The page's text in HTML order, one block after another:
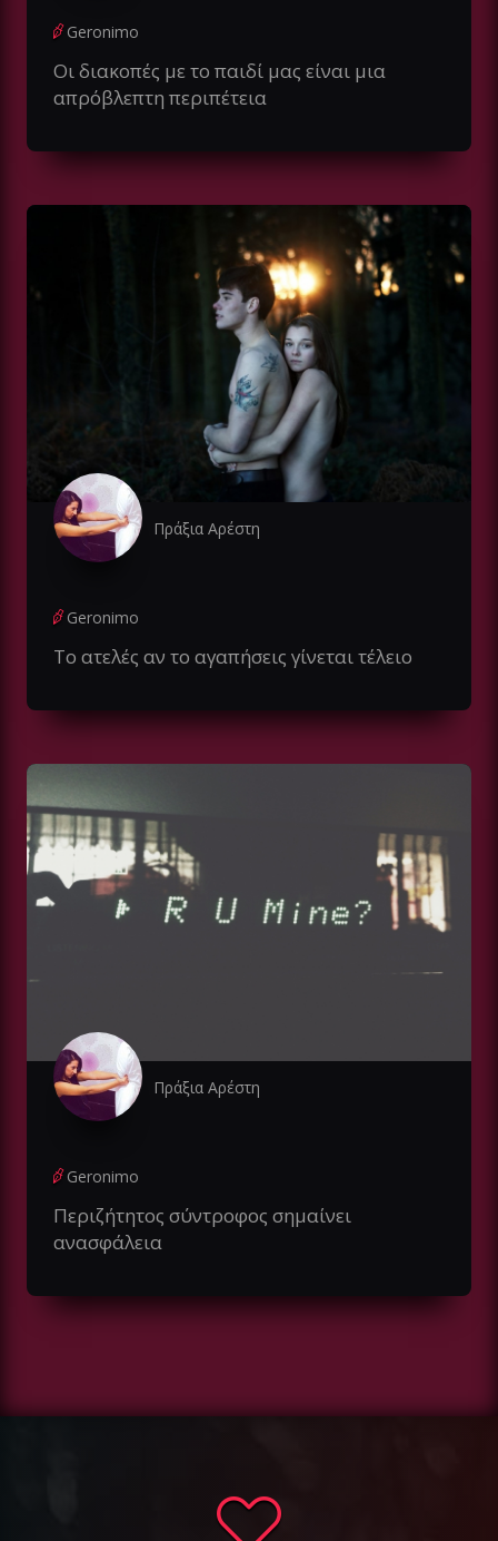
Geronimo
Οι διακοπές με το παιδί μας είναι μια
απρόβλεπτη περιπέτεια
Πράξια Αρέστη
Geronimo
Το ατελές αν το αγαπήσεις γίνεται τέλειο
Πράξια Αρέστη
Geronimo
Περιζήτητος σύντροφος σημαίνει
ανασφάλεια